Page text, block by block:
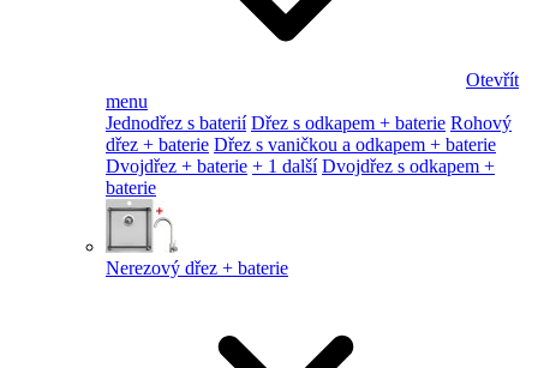
Otevřít
menu
Jednodřez s baterií Dřez s odkapem + baterie Rohový
dřez + baterie Dřez s vaničkou a odkapem + baterie
Dvojdřez + baterie + 1 další Dvojdřez s odkapem +
baterie
Nerezový dřez + baterie